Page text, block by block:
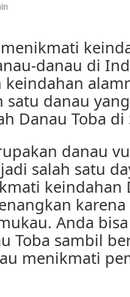
danau di
satu danau
Danau Toba di
danau
salah satu
keindahan
Anda
Toba sambil
menikmati